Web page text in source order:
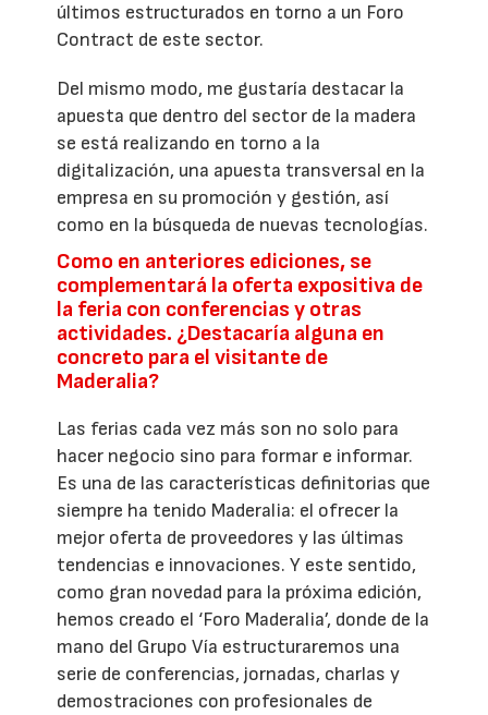
últimos estructurados en torno a un Foro
Contract de este sector.
Del mismo modo, me gustaría destacar la
apuesta que dentro del sector de la madera
se está realizando en torno a la
digitalización, una apuesta transversal en la
empresa en su promoción y gestión, así
como en la búsqueda de nuevas tecnologías.
Como en anteriores ediciones, se
complementará la oferta expositiva de
la feria con conferencias y otras
actividades. ¿Destacaría alguna en
concreto para el visitante de
Maderalia?
Las ferias cada vez más son no solo para
hacer negocio sino para formar e informar.
Es una de las características definitorias que
siempre ha tenido Maderalia: el ofrecer la
mejor oferta de proveedores y las últimas
tendencias e innovaciones. Y este sentido,
como gran novedad para la próxima edición,
hemos creado el ‘Foro Maderalia’, donde de la
mano del Grupo Vía estructuraremos una
serie de conferencias, jornadas, charlas y
demostraciones con profesionales de